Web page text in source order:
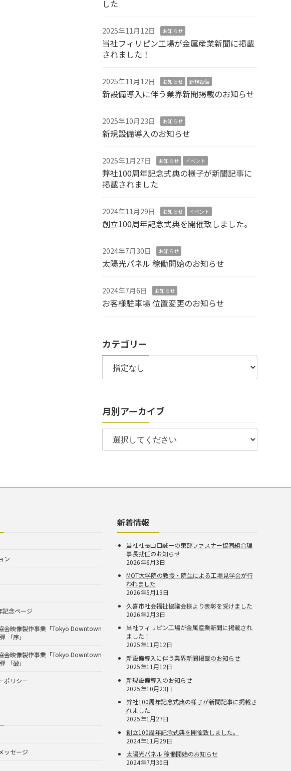
した
2025年11月12日 お知らせ
当社フィリピン工場が金属産業新聞に掲載
されました！
2025年11月12日 お知らせ 新規設備
新設備導入に伴う業界新聞掲載のお知らせ
2025年10月23日 お知らせ
新規設備導入のお知らせ
2025年1月27日 お知らせ イベント
弊社100周年記念式典の様子が新聞記事に
掲載されました
2024年11月29日 お知らせ イベント
創立100周年記念式典を開催致しました。
2024年7月30日 お知らせ
太陽光パネル 稼働開始のお知らせ
2024年7月6日 お知らせ
お客様駐車場 位置変更のお知らせ
カテゴリー
月別アーカイブ
ン
記念ページ
会映像製作事業「Tokyo Downtown
「序」
会映像製作事業「Tokyo Downtown
「破」
ポリシー
ッセージ
新着情報
当社社長山口誠一の東部ファスナー協同組合理
事長就任のお知らせ
2026年6月3日
MOT大学院の教授・院生による工場見学会が行
われました
2026年5月13日
久喜市社会福祉協議会様より表彰を受けました
2026年2月3日
当社フィリピン工場が金属産業新聞に掲載され
ました！
2025年11月12日
新設備導入に伴う業界新聞掲載のお知らせ
2025年11月12日
新規設備導入のお知らせ
2025年10月23日
弊社100周年記念式典の様子が新聞記事に掲載さ
れました
2025年1月27日
創立100周年記念式典を開催致しました。
2024年11月29日
太陽光パネル 稼働開始のお知らせ
2024年7月30日